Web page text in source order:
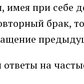
при себе
брак,
на